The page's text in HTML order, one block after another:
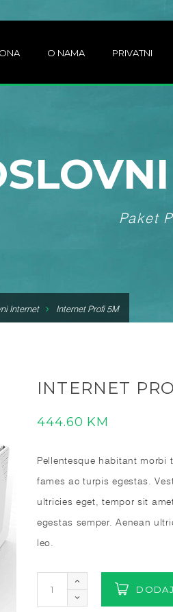
O NAMA PRIVATNI
Paket
Internet Internet Profi 5M
INTERNET
444.60 KM
Pellentesque habitant morbi
fames ac turpis egestas.
ultricies eget, tempor sit
egestas semper. Aenean
leo.